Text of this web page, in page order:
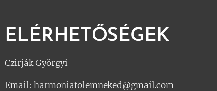
ELÉRHETŐSÉGEK
Czirják Györgyi
Email: harmoniatolemneked@gmail.com